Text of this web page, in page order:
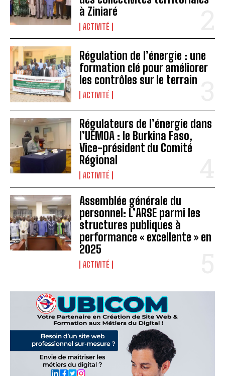
à Ziniaré
ACTIVITÉ
Régulation de l’énergie : une
formation clé pour améliorer
les contrôles sur le terrain
ACTIVITÉ
Régulateurs de l’énergie dans
l’UEMOA : le Burkina Faso,
Vice-président du Comité
Régional
ACTIVITÉ
Assemblée générale du
personnel: L’ARSE parmi les
structures publiques à
performance « excellente » en
2025
ACTIVITÉ